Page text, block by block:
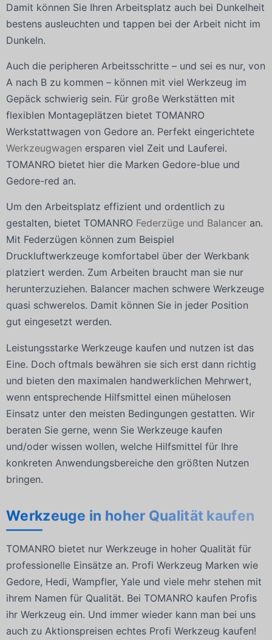
Damit können Sie Ihren Arbeitsplatz auch bei Dunkelheit
bestens ausleuchten und tappen bei der Arbeit nicht im
Dunkeln.
Auch die peripheren Arbeitsschritte – und sei es nur, von
A nach B zu kommen – können mit viel Werkzeug im
Gepäck schwierig sein. Für große Werkstätten mit
flexiblen Montageplätzen bietet TOMANRO
Werkstattwagen von Gedore an. Perfekt eingerichtete
Werkzeugwagen ersparen viel Zeit und Lauferei.
TOMANRO bietet hier die Marken Gedore-blue und
Gedore-red an.
Um den Arbeitsplatz effizient und ordentlich zu
gestalten, bietet TOMANRO Federzüge und Balancer an.
Mit Federzügen können zum Beispiel
Druckluftwerkzeuge komfortabel über der Werkbank
platziert werden. Zum Arbeiten braucht man sie nur
herunterzuziehen. Balancer machen schwere Werkzeuge
quasi schwerelos. Damit können Sie in jeder Position
gut eingesetzt werden.
Leistungsstarke Werkzeuge kaufen und nutzen ist das
Eine. Doch oftmals bewähren sie sich erst dann richtig
und bieten den maximalen handwerklichen Mehrwert,
wenn entsprechende Hilfsmittel einen mühelosen
Einsatz unter den meisten Bedingungen gestatten. Wir
beraten Sie gerne, wenn Sie Werkzeuge kaufen
und/oder wissen wollen, welche Hilfsmittel für Ihre
konkreten Anwendungsbereiche den größten Nutzen
bringen.
Werkzeuge in hoher Qualität kaufen
TOMANRO bietet nur Werkzeuge in hoher Qualität für
professionelle Einsätze an. Profi Werkzeug Marken wie
Gedore, Hedi, Wampfler, Yale und viele mehr stehen mit
ihrem Namen für Qualität. Bei TOMANRO kaufen Profis
ihr Werkzeug ein. Und immer wieder kann man bei uns
auch zu Aktionspreisen echtes Profi Werkzeug kaufen!